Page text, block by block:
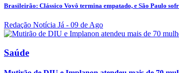
Brasileirão: Clássico Vovô termina empatado, e São Paulo
Redação Notícia Já - 09 de Ago
Saúde